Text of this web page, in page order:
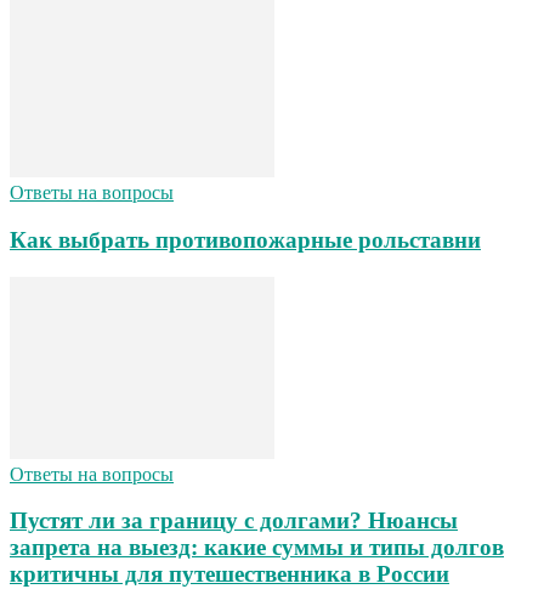
Ответы на вопросы
Как выбрать противопожарные рольставни
Ответы на вопросы
Пустят ли за границу с долгами? Нюансы
запрета на выезд: какие суммы и типы долгов
критичны для путешественника в России